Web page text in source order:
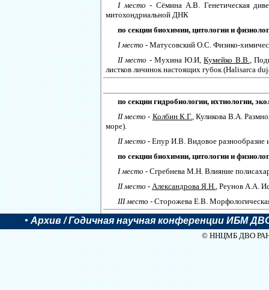
I место - Сёмина А.В. Генетическая
митохондриальной ДНК
по секции биохимии, цитологии и
I место - Матусовский О.С. Физико-
II место - Мухина Ю.И,Кумейко В.В.,
листков личинок настоящих губок (Halisarca
по секции гидробиологии, ихтиологии,
II место - Колбин К.Г., Куликова В.А.
море).
II место - Епур И.В. Видовое
по секции биохимии, цитологии и
I место - Сгребнева М.Н. Влияние
II место - Александрова Я.Н., Реунов А.А.
III место - Сторожева Е.В. Морфологическая
• Архив / Годичная научная конференции ИБМ
© ННЦМБ ДВО РАН,